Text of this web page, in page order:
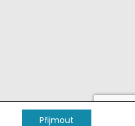
Přijmout